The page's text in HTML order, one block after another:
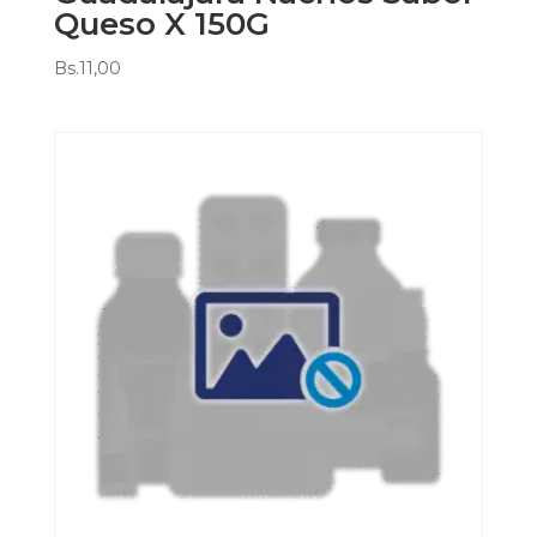
Queso X 150G
Bs.11,00